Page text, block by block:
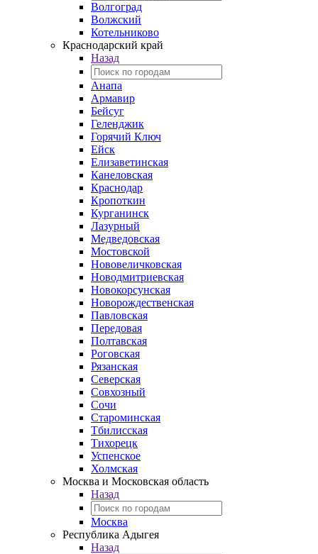
Волгоград
Волжский
Котельниково
Краснодарский край
Назад
Анапа
Армавир
Бейсуг
Геленджик
Горячий Ключ
Ейск
Елизаветинская
Канеловская
Краснодар
Кропоткин
Курганинск
Лазурный
Медведовская
Мостовской
Нововеличковская
Новодмитриевская
Новокорсунская
Новорождественская
Павловская
Передовая
Полтавская
Роговская
Рязанская
Северская
Совхозный
Сочи
Староминская
Тбилисская
Тихорецк
Успенское
Холмская
Москва и Московская область
Назад
Москва
Республика Адыгея
Назад